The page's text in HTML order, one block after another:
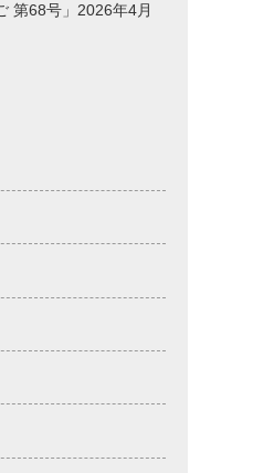
第68号」2026年4月